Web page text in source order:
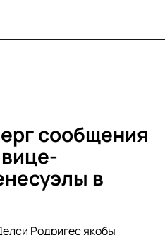
сообщения
в
Родригес якобы